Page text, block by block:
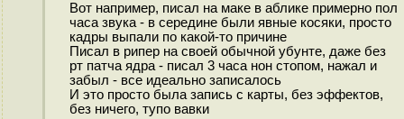
Вот например, писал на маке в аблике примерно пол
часа звука - в середине были явные косяки, просто
кадры выпали по какой-то причине
Писал в рипер на своей обычной убунте, даже без
рт патча ядра - писал 3 часа нон стопом, нажал и
забыл - все идеально записалось
И это просто была запись с карты, без эффектов,
без ничего, тупо вавки